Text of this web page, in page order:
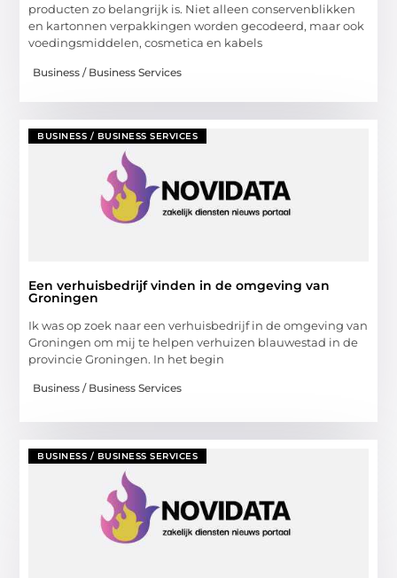
producten zo belangrijk is. Niet alleen conservenblikken
en kartonnen verpakkingen worden gecodeerd, maar ook
voedingsmiddelen, cosmetica en kabels
Business / Business Services
BUSINESS / BUSINESS SERVICES
Een verhuisbedrijf vinden in de omgeving van
Groningen
Ik was op zoek naar een verhuisbedrijf in de omgeving van
Groningen om mij te helpen verhuizen blauwestad in de
provincie Groningen. In het begin
Business / Business Services
BUSINESS / BUSINESS SERVICES